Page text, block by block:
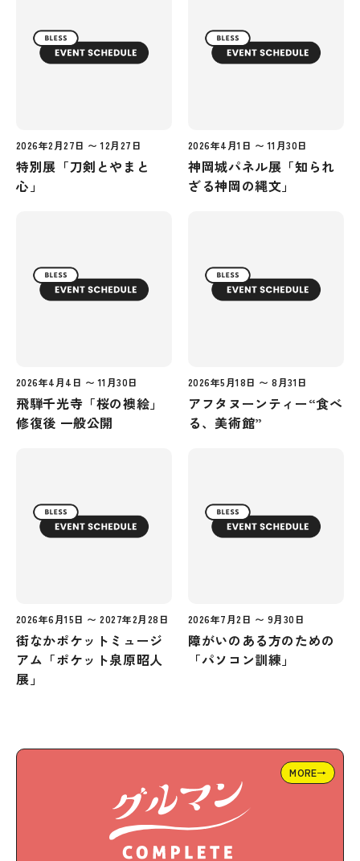
2026年2月27日 〜 12月27日
特別展「刀剣とやまと
心」
2026年4月1日 〜 11月30日
神岡城パネル展「知られ
ざる神岡の縄文」
2026年4月4日 〜 11月30日
飛騨千光寺「桜の襖絵」
修復後 一般公開
2026年5月18日 〜 8月31日
アフタヌーンティー“食べ
る、美術館”
2026年6月15日 〜 2027年2月28日
街なかポケットミュージ
アム「ポケット泉原昭人
展」
2026年7月2日 〜 9月30日
障がいのある方のための
「パソコン訓練」
MORE→